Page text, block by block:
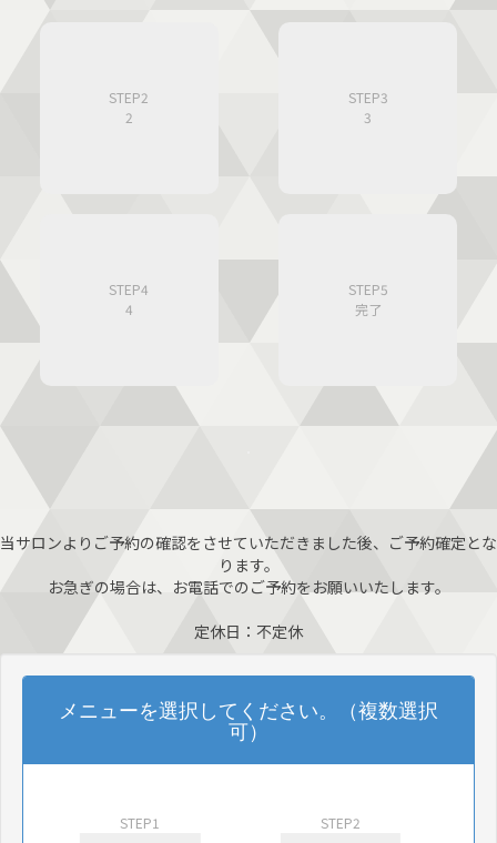
STEP2
2
STEP3
3
STEP4
4
STEP5
完了
当サロンよりご予約の確認をさせていただきました後、ご予約確定とな
ります。
お急ぎの場合は、お電話でのご予約をお願いいたします。
定休日：不定休
メニューを選択してください。（複数選択
可）
STEP1
STEP2